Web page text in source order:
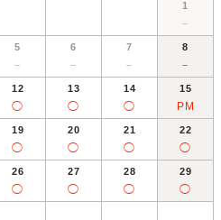
1
－
5
－
6
－
7
－
8
－
12
◯
13
◯
14
◯
15
PM
19
◯
20
◯
21
◯
22
◯
26
◯
27
◯
28
◯
29
◯